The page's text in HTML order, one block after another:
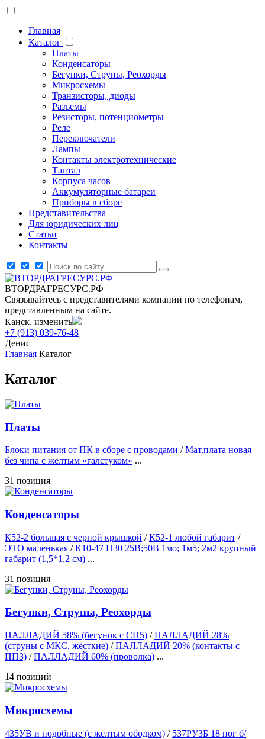
Главная
Каталог
Платы
Конденсаторы
Бегунки, Струны, Реохорды
Микросхемы
Транзисторы, диоды
Разъемы
Резисторы, потенциометры
Реле
Переключатели
Лампы
Контакты электротехнические
Тантал
Корпуса часов
Аккумуляторные батареи
Приборы в сборе
Представительства
Для юридических лиц
Статьи
Контакты
ВТОРДРАГРЕСУРС.РФ
Связывайтесь с представителями компании по телефонам,
представленным на сайте.
Канск, изменить
+7 (913) 039-76-48
Денис
Главная Каталог
Каталог
Платы
Блоки питания от ПК в сборе с проводами /Мат.плата новая
без чипа с желтым «галстуком» ...
31 позиция
Конденсаторы
К52-2 большая с черной крышкой /К52-1 любой габарит /
ЭТО маленькая /К10-47 Н30 25В;50В 1мо; 1м5; 2м2 крупный
габарит (1,5*1,2 см) ...
31 позиция
Бегунки, Струны, Реохорды
ПАЛЛАДИЙ 58% (бегунок с СП5) /ПАЛЛАДИЙ 28%
(струны с МКС, жёсткие) /ПАЛЛАДИЙ 20% (контакты с
ПП3) /ПАЛЛАДИЙ 60% (проволка) ...
14 позиций
Микросхемы
435УВ и подобные (с жёлтым ободком) / 537РУ3Б 18 ног б/